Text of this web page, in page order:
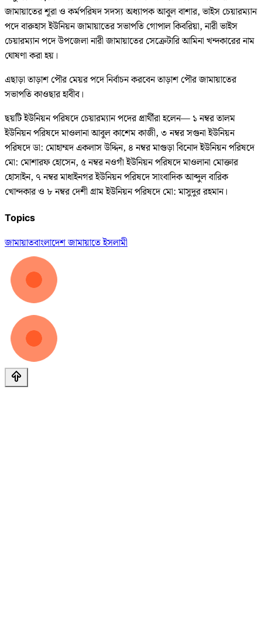
জামায়াতের শূরা ও কর্মপরিষদ সদস্য অধ্যাপক আবুল বাশার, ভাইস চেয়ারম্যান
পদে বারুহাস ইউনিয়ন জামায়াতের সভাপতি গোপাল কিবরিয়া, নারী ভাইস
চেয়ারম্যান পদে উপজেলা নারী জামায়াতের সেক্রেটারি আমিনা খন্দকারের নাম
ঘোষণা করা হয়।
এছাড়া তাড়াশ পৌর মেয়র পদে নির্বাচন করবেন তাড়াশ পৌর জামায়াতের
সভাপতি কাওছার হাবীব।
ছয়টি ইউনিয়ন পরিষদে চেয়ারম্যান পদের প্রার্থীরা হলেন— ১ নম্বর তালম
ইউনিয়ন পরিষদে মাওলানা আবুল কাশেম কাজী, ৩ নম্বর সগুনা ইউনিয়ন
পরিষদে ডা: মোহাম্মদ একলাস উদ্দিন, ৪ নম্বর মাগুড়া বিনোদ ইউনিয়ন পরিষদে
মো: মোশারফ হোসেন, ৫ নম্বর নওগাঁ ইউনিয়ন পরিষদে মাওলানা মোক্তার
হোসাইন, ৭ নম্বর মাধাইনগর ইউনিয়ন পরিষদে সাংবাদিক আব্দুল বারিক
খোন্দকার ও ৮ নম্বর দেশী গ্রাম ইউনিয়ন পরিষদে মো: মাসুদুর রহমান।
Topics
জামায়াতবাংলাদেশ জামায়াতে ইসলামী